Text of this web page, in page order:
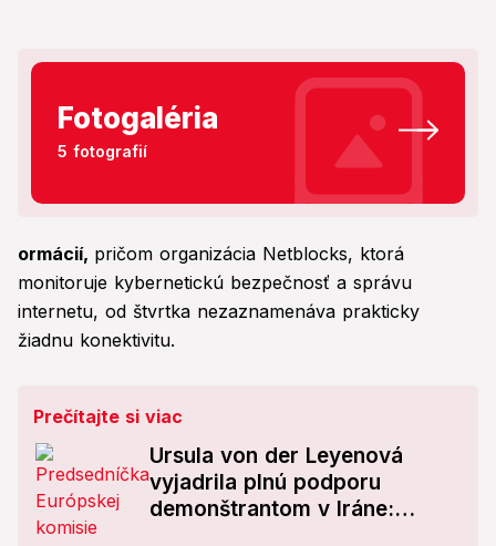
Fotogaléria
5 fotografií
ormácií, pričom organizácia Netblocks, ktorá
monitoruje kybernetickú bezpečnosť a správu
internetu, od štvrtka nezaznamenáva prakticky
žiadnu konektivitu.
Prečítajte si viac
Ursula von der Leyenová
vyjadrila plnú podporu
demonštrantom v Iráne: